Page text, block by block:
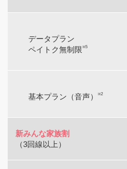
データプラン
ペイトク無制限※5
基本プラン（音声） ※2
新みんな家族割
（3回線以上）